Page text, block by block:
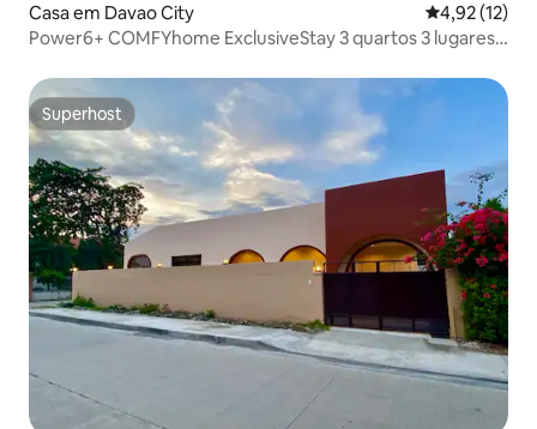
Casa em Davao City Classificação
4,92 (12)
Power6+ COMFYhome ExclusiveStay 3 quartos 3 lugares
Superhost
Superhost